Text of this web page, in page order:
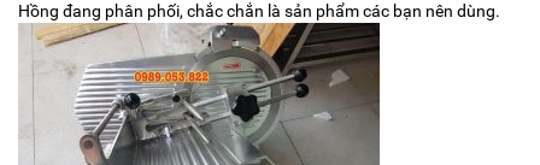
Hồng đang phân phối, chắc chắn là sản phẩm các bạn nên dùng.